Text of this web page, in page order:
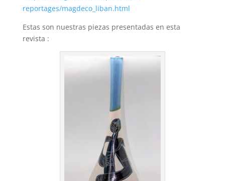
reportages/magdeco_liban.html
Estas son nuestras piezas presentadas en esta
revista :